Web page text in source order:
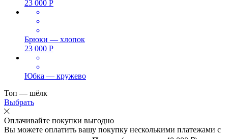
23 000 Р
Брюки — хлопок
23 000 Р
Юбка — кружево
Топ — шёлк
Выбрать
Оплачивайте покупки выгодно
Вы можете оплатить вашу покупку несколькими платежами с